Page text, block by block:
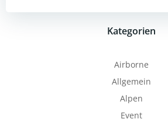
Kategorien
Airborne
Allgemein
Alpen
Event